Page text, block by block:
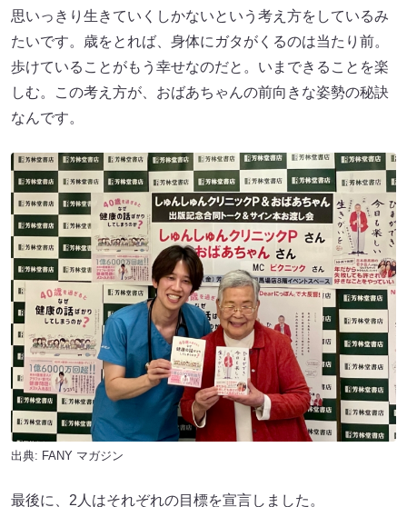
思いっきり生きていくしかないという考え方をしているみ
たいです。歳をとれば、身体にガタがくるのは当たり前。
歩けていることがもう幸せなのだと。いまできることを楽
しむ。この考え方が、おばあちゃんの前向きな姿勢の秘訣
なんです。
出典: FANY マガジン
最後に、2人はそれぞれの目標を宣言しました。